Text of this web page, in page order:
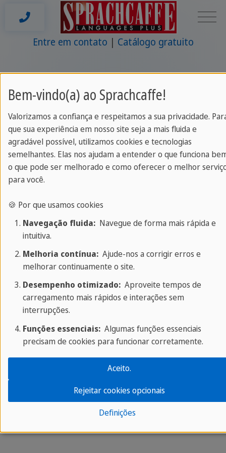
Entre em contato Catálogo gratuito
Sprachcaffe Shop Test Normal Paris
Marca | Condições de Reserva
|
PORTUGUÊS (BRASIL)
Bem-vindo(a) ao Sprachcaffe!
Valorizamos a confiança e respeitamos a sua privacidade.
que sua experiência em nosso site seja a mais fluida e
agradável possível, utilizamos cookies e tecnologias
semelhantes. Elas nos ajudam a entender o que funciona
o que pode ser melhorado e como oferecer o melhor
para você.
🍪 Por que usamos cookies
Navegação fluida:Navegue de forma mais rápida e
intuitiva.
Melhoria contínua:Ajude-nos a corrigir erros e
melhorar continuamente o site.
Desempenho otimizado:Aproveite tempos de
carregamento mais rápidos e interações sem
interrupções.
Funções essenciais:Algumas funções essenciais
precisam de cookies para funcionar corretamente.
Definições
Rejeitar cookies opcionais
Aceito.